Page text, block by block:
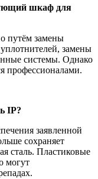
шкаф для
путём замены
замены
системы. Однако
профессионалами.
IP?
заявленной
сохраняет
сталь. Пластиковые
могут